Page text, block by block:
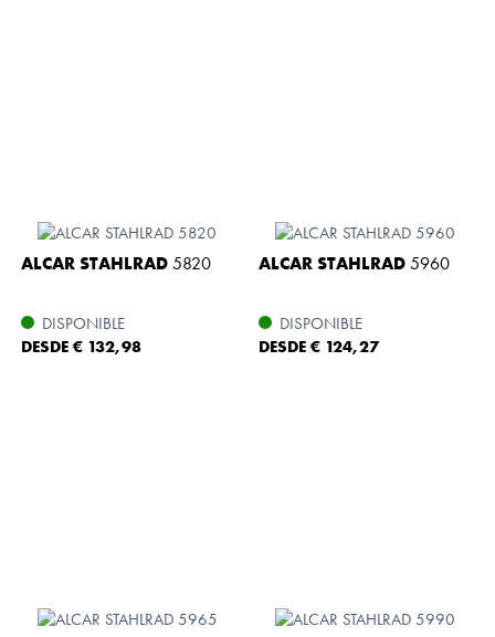
ALCAR STAHLRAD5820
DISPONIBLE
DESDE € 132,98
ALCAR STAHLRAD5960
DISPONIBLE
DESDE € 124,27